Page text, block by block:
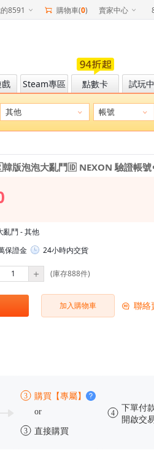
8591 購物車(0) 賣家中心
Steam專區 點數卡 試玩
版泡泡大亂鬥🆔 NEXON 驗證帳號
亂鬥 - 其他
保證金 24小時内交貨
(庫存888件)
加入購物車 聯絡